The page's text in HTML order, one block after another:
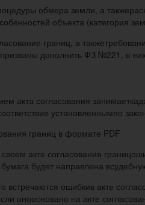
обмера земли, а
объекта (категория
границ, а
дополнить ФЗ №221, в
акта согласования
установленнымпо
границ в формате PDF
акте согласования
будет направлена
встречаются ошибкив акте
оноосновано на акте